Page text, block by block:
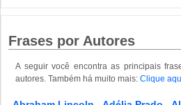
Frases por Autores
A seguir você encontra as principais
autores. Também há muito mais: Clique